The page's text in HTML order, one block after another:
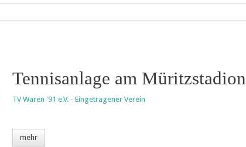
Tennisanlage am Müritzstadion
TV Waren '91 e.V. - Eingetragener Verein
mehr